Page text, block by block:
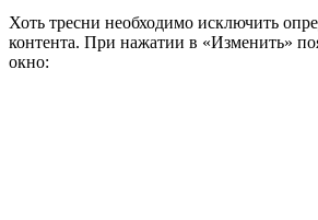
Хоть тресни необходимо исключить
контента. При нажатии в «Изменить»
окно: